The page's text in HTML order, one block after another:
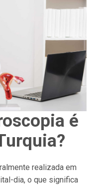
é
realizada em
dia, o que significa